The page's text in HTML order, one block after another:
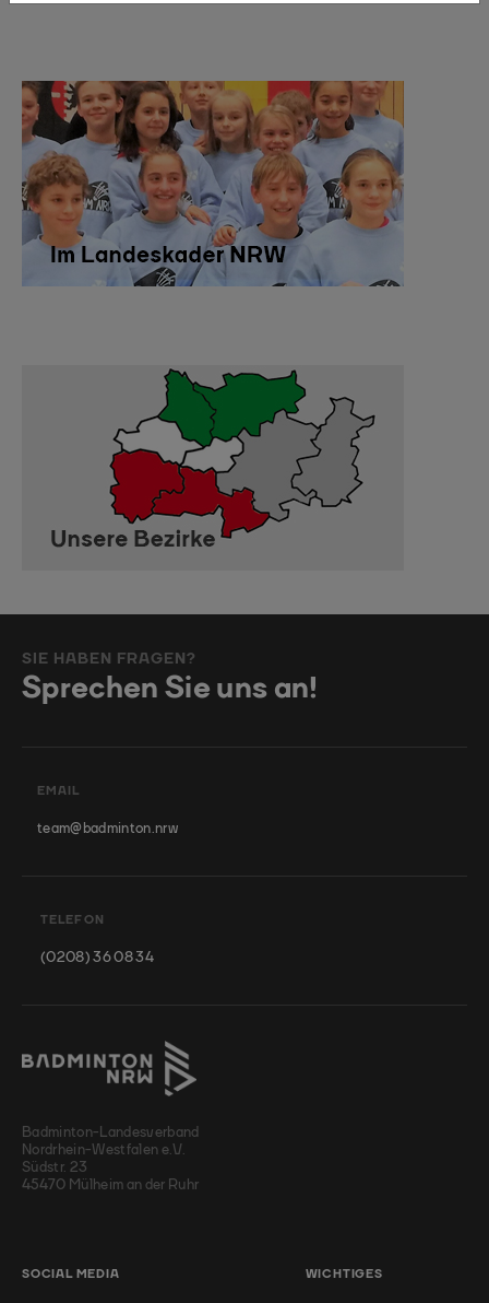
SIE HABEN FRAGEN?
Sprechen Sie uns an!
EMAIL
team@badminton.nrw
TELEFON
(0208) 36 08 34
Badminton-Landesverband
Nordrhein-Westfalen e.V.
Südstr. 23
45470 Mülheim an der Ruhr
SOCIAL MEDIA WICHTIGES